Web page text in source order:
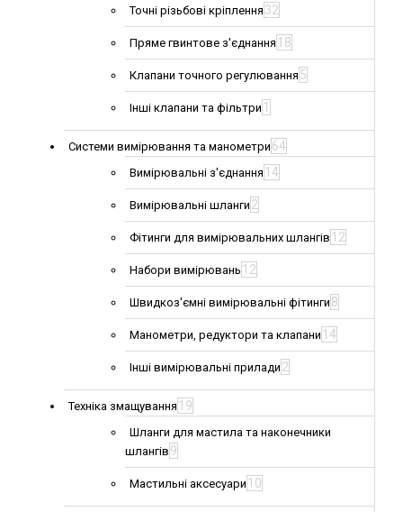
Точні різьбові кріплення 32
Пряме гвинтове з'єднання 18
Клапани точного регулювання 5
Інші клапани та фільтри 1
Системи вимірювання та манометри 64
Вимірювальні з'єднання 14
Вимірювальні шланги 2
Фітинги для вимірювальних шлангів 12
Набори вимірювань 12
Швидкоз'ємні вимірювальні фітинги 8
Манометри, редуктори та клапани 14
Інші вимірювальні прилади 2
Техніка змащування 19
Шланги для мастила та наконечники
шлангів 9
Мастильні аксесуари 10